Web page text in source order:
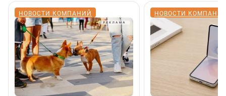
НОВОСТИ КОМПАНИЙ НОВОСТИ